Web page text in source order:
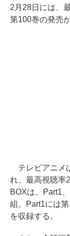
2月28日には、
第100巻の発売
テレビアニメ
れ、最高視聴率
BOXは、Part1
組。Part1には
を収録する。